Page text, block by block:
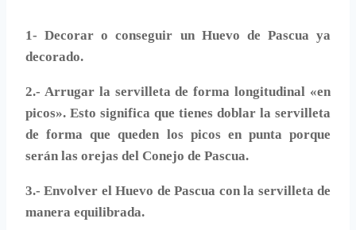
1- Decorar o conseguir un Huevo de Pascua ya
decorado.
2.- Arrugar la servilleta de forma longitudinal «en
picos». Esto significa que tienes doblar la servilleta
de forma que queden los picos en punta porque
serán las orejas del Conejo de Pascua.
3.- Envolver el Huevo de Pascua con la servilleta de
manera equilibrada.